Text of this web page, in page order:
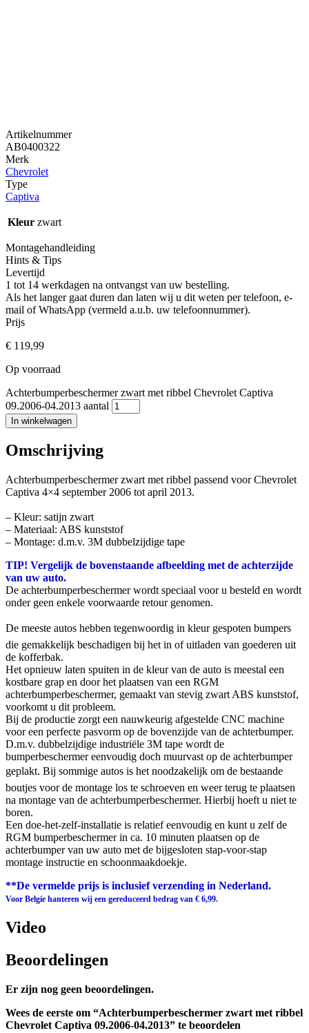
Artikelnummer
AB0400322
Merk
Chevrolet
Type
Captiva
Kleur zwart
Montagehandleiding
Hints & Tips
Levertijd
1 tot 14 werkdagen na ontvangst van uw bestelling.
Als het langer gaat duren dan laten wij u dit weten per telefoon, e-
mail of WhatsApp (vermeld a.u.b. uw telefoonnummer).
Prijs
€ 119,99
Op voorraad
Achterbumperbeschermer zwart met ribbel Chevrolet Captiva
09.2006-04.2013 aantal
In winkelwagen
Omschrijving
Achterbumperbeschermer zwart met ribbel passend voor Chevrolet
Captiva 4×4 september 2006 tot april 2013.
– Kleur: satijn zwart
– Materiaal: ABS kunststof
– Montage: d.m.v. 3M dubbelzijdige tape
TIP! Vergelijk de bovenstaande afbeelding met de achterzijde
van uw auto.
De achterbumperbeschermer wordt speciaal voor u besteld en wordt
onder geen enkele voorwaarde retour genomen.
De meeste autos hebben tegenwoordig in kleur gespoten bumpers
die gemakkelijk beschadigen bij het in of uitladen van goederen uit
de kofferbak.
Het opnieuw laten spuiten in de kleur van de auto is meestal een
kostbare grap en door het plaatsen van een RGM
achterbumperbeschermer, gemaakt van stevig zwart ABS kunststof,
voorkomt u dit probleem.
Bij de productie zorgt een nauwkeurig afgestelde CNC machine
voor een perfecte pasvorm op de bovenzijde van de achterbumper.
D.m.v. dubbelzijdige industriële 3M tape wordt de
bumperbeschermer eenvoudig doch muurvast op de achterbumper
geplakt. Bij sommige autos is het noodzakelijk om de bestaande
boutjes voor de montage los te schroeven en weer terug te plaatsen
na montage van de achterbumperbeschermer. Hierbij hoeft u niet te
boren.
Een doe-het-zelf-installatie is relatief eenvoudig en kunt u zelf de
RGM bumperbeschermer in ca. 10 minuten plaatsen op de
achterbumper van uw auto met de bijgesloten stap-voor-stap
montage instructie en schoonmaakdoekje.
**De vermelde prijs is inclusief verzending in Nederland.
Voor Belgie hanteren wij een gereduceerd bedrag van € 6,99.
Video
Beoordelingen
Er zijn nog geen beoordelingen.
Wees de eerste om “Achterbumperbeschermer zwart met ribbel
Chevrolet Captiva 09.2006-04.2013” te beoordelen